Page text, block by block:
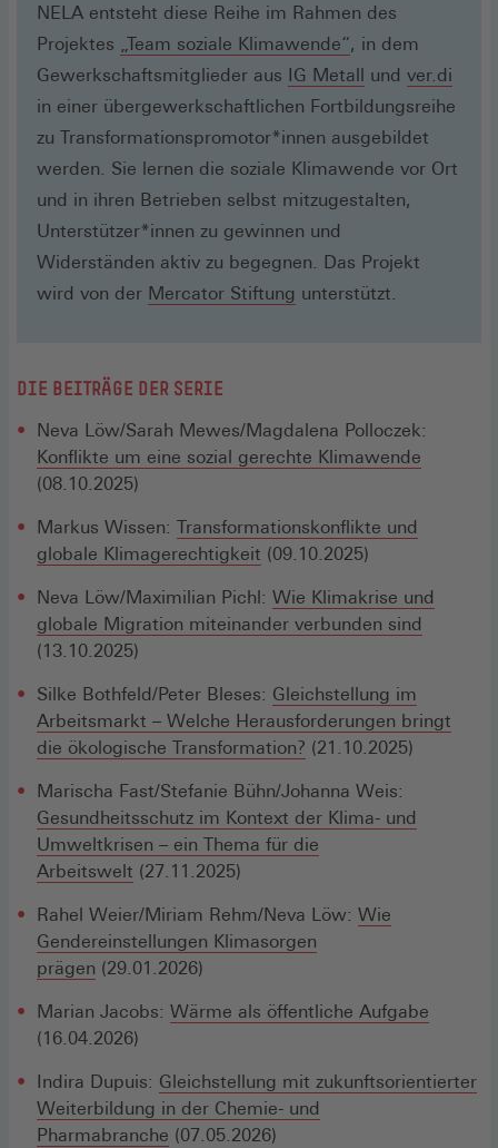
Fenster)
NELA entsteht diese Reihe im Rahmen des
Projektes „Team soziale Klimawende“(Öffnet
in
einem
neuen
Fenster)
, in dem
Gewerkschaftsmitglieder aus IG Metall (Öffnet
in
einem
neuen
Fenster)
und ver.di
in
in einer übergewerkschaftlichen Fortbildungsreihe
zu Transformationspromotor*innen ausgebildet
werden. Sie lernen die soziale Klimawende vor Ort
und in ihren Betrieben selbst mitzugestalten,
Unterstützer*innen zu gewinnen und
Widerständen aktiv zu begegnen. Das Projekt
wird von der Mercator Stiftung (Öffnet
unterstützt.
DIE BEITRÄGE DER SERIE
Neva Löw/Sarah Mewes/Magdalena Polloczek:
Konflikte um eine sozial gerechte Klimawende
(08.10.2025)
Markus Wissen: Transformationskonflikte und
globale Klimagerechtigkeit (09.10.2025)
Neva Löw/Maximilian Pichl: Wie Klimakrise und
globale Migration miteinander verbunden sind
(13.10.2025)
Silke Bothfeld/Peter Bleses: Gleichstellung im
Arbeitsmarkt – Welche Herausforderungen bringt
die ökologische Transformation? (21.10.2025)
Marischa Fast/Stefanie Bühn/Johanna Weis:
Gesundheitsschutz im Kontext der Klima- und
Umweltkrisen – ein Thema für die
Arbeitswelt (27.11.2025)
Rahel Weier/Miriam Rehm/Neva Löw: Wie
Gendereinstellungen Klimasorgen
prägen (29.01.2026)
Marian Jacobs: Wärme als öffentliche Aufgabe
(16.04.2026)
Indira Dupuis: Gleichstellung mit zukunftsorientierter
Weiterbildung in der Chemie- und
Pharmabranche (07.05.2026)